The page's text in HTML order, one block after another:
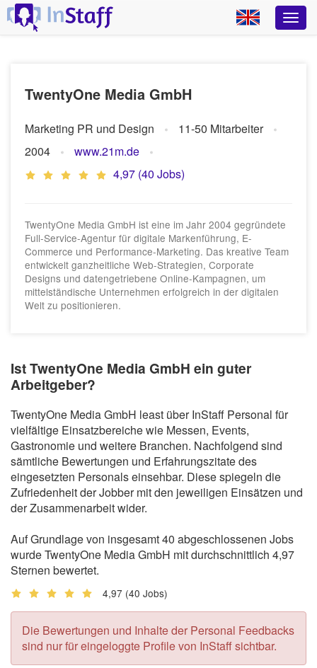
TwentyOne Media GmbH
Marketing PR und Design
11-50 Mitarbeiter
2004
www.21m.de
4,97 (40 Jobs)
TwentyOne Media GmbH ist eine im Jahr 2004 gegründete
Full-Service-Agentur für digitale Markenführung, E-
Commerce und Performance-Marketing. Das kreative Team
entwickelt ganzheitliche Web-Strategien, Corporate
Designs und datengetriebene Online-Kampagnen, um
mittelständische Unternehmen erfolgreich in der digitalen
Welt zu positionieren.
Ist TwentyOne Media GmbH ein guter
Arbeitgeber?
TwentyOne Media GmbH least über InStaff Personal für
vielfältige Einsatzbereiche wie Messen, Events,
Gastronomie und weitere Branchen. Nachfolgend sind
sämtliche Bewertungen und Erfahrungszitate des
eingesetzten Personals einsehbar. Diese spiegeln die
Zufriedenheit der Jobber mit den jeweiligen Einsätzen und
der Zusammenarbeit wider.
Auf Grundlage von insgesamt 40 abgeschlossenen Jobs
wurde TwentyOne Media GmbH mit durchschnittlich 4,97
Sternen bewertet.
4,97 (40 Jobs)
Die Bewertungen und Inhalte der Personal Feedbacks
sind nur für eingeloggte Profile von InStaff sichtbar.